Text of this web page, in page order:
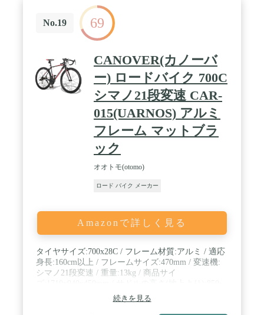
不具合、あるいは何かご不明の点がある場合、弊社
のカスタマーサービスセンターまでにお問い合わせ
No.19 69
CANOVER(カノーバ
ー) ロードバイク 700C
シマノ21段変速 CAR-
015(UARNOS) アルミ
フレーム マットブラ
ック
オオトモ(otomo)
ロード バイク メーカー
Amazonで詳しく見る
タイヤサイズ:700x28C / フレーム材質:アルミ / 適応
身長:160cm以上 / フレームサイズ:470mm / 変速機:
シマノ21段変速 / 重量:13kg / 商品サイ
続きを見る